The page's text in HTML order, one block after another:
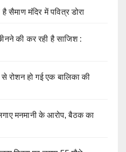
सैमाण मंदिर में पवित्र डोरा
की कर रही है साजिश :
रोशन हो गई एक बालिका की
मनमानी के आरोप, बैठक का